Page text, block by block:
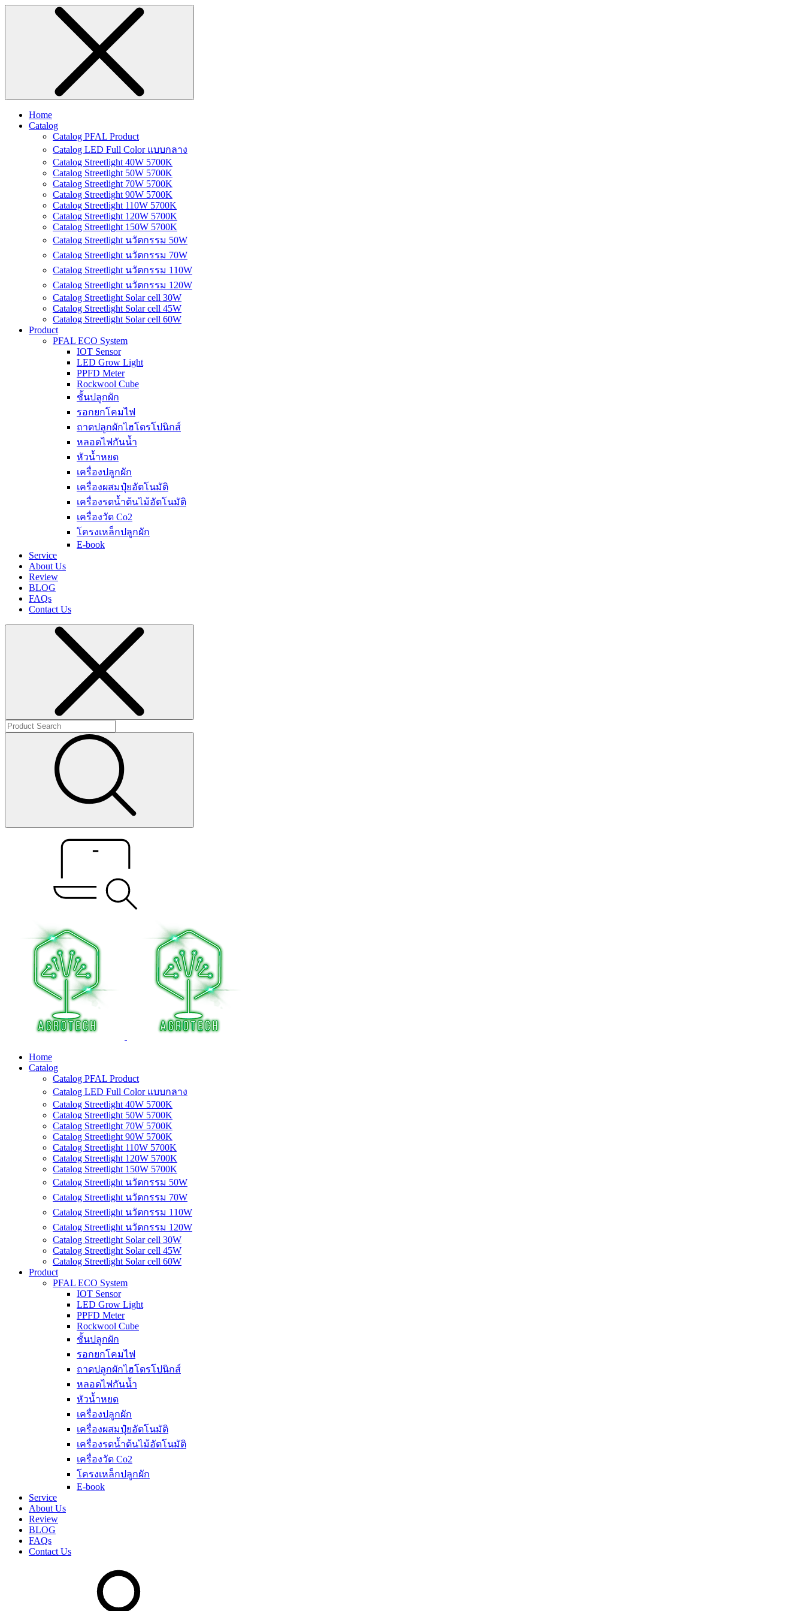
Home
Catalog
Catalog PFAL Product
Catalog LED Full Color แบบกลาง
Catalog Streetlight 40W 5700K
Catalog Streetlight 50W 5700K
Catalog Streetlight 70W 5700K
Catalog Streetlight 90W 5700K
Catalog Streetlight 110W 5700K
Catalog Streetlight 120W 5700K
Catalog Streetlight 150W 5700K
Catalog Streetlight นวัตกรรม 50W
Catalog Streetlight นวัตกรรม 70W
Catalog Streetlight นวัตกรรม 110W
Catalog Streetlight นวัตกรรม 120W
Catalog Streetlight Solar cell 30W
Catalog Streetlight Solar cell 45W
Catalog Streetlight Solar cell 60W
Product
PFAL ECO System
IOT Sensor
LED Grow Light
PPFD Meter
Rockwool Cube
ชั้นปลูกผัก
รอกยกโคมไฟ
ถาดปลูกผักไฮโดรโปนิกส์
หลอดไฟกันน้ำ
หัวน้ำหยด
เครื่องปลูกผัก
เครื่องผสมปุ๋ยอัตโนมัติ
เครื่องรดน้ำต้นไม้อัตโนมัติ
เครื่องวัด Co2
โครงเหล็กปลูกผัก
E-book
Service
About Us
Review
BLOG
FAQs
Contact Us
Home
Catalog
Catalog PFAL Product
Catalog LED Full Color แบบกลาง
Catalog Streetlight 40W 5700K
Catalog Streetlight 50W 5700K
Catalog Streetlight 70W 5700K
Catalog Streetlight 90W 5700K
Catalog Streetlight 110W 5700K
Catalog Streetlight 120W 5700K
Catalog Streetlight 150W 5700K
Catalog Streetlight นวัตกรรม 50W
Catalog Streetlight นวัตกรรม 70W
Catalog Streetlight นวัตกรรม 110W
Catalog Streetlight นวัตกรรม 120W
Catalog Streetlight Solar cell 30W
Catalog Streetlight Solar cell 45W
Catalog Streetlight Solar cell 60W
Product
PFAL ECO System
IOT Sensor
LED Grow Light
PPFD Meter
Rockwool Cube
ชั้นปลูกผัก
รอกยกโคมไฟ
ถาดปลูกผักไฮโดรโปนิกส์
หลอดไฟกันน้ำ
หัวน้ำหยด
เครื่องปลูกผัก
เครื่องผสมปุ๋ยอัตโนมัติ
เครื่องรดน้ำต้นไม้อัตโนมัติ
เครื่องวัด Co2
โครงเหล็กปลูกผัก
E-book
Service
About Us
Review
BLOG
FAQs
Contact Us